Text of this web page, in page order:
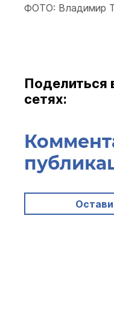
ФОТО: Владимир
Поделиться
сетях: